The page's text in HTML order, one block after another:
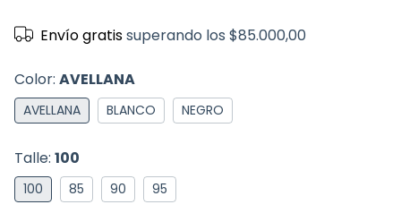
Envío gratissuperando los$85.000,00
Color: AVELLANA
AVELLANA BLANCO NEGRO
Talle: 100
100 85 90 95